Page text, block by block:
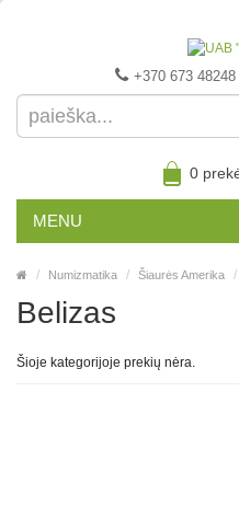
+370 673 48248
0
MENU
Numizmatika Šiaurės Amerika
Belizas
Šioje kategorijoje prekių nėra.